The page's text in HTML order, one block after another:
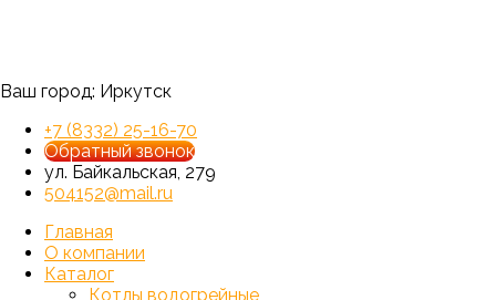
Ваш город: Иркутск
+7 (8332) 25-16-70
Обратный звонок
ул. Байкальская, 279
504152@mail.ru
Главная
О компании
Каталог
Котлы водогрейные